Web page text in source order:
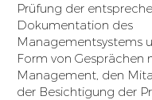
Prüfung der
Dokumentation des
Managementsystems
Form von Gesprächen
Management, den
der Besichtigung der